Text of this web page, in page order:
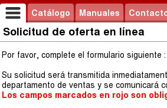
Catálogo Manuales
Solicitud de oferta en línea
Por favor, complete el formulario siguiente :
Su solicitud será transmitida
departamento de ventas y se comunicará
Los campos marcados en rojo son